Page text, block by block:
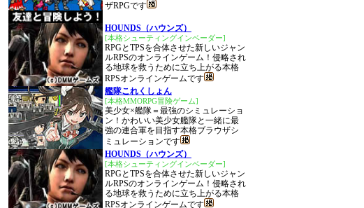
ザRPGです
HOUNDS（ハウンズ）
[本格シューティングインベーダー]
RPGとTPSを合体させた新しいジャン
ルRPSのオンラインゲーム！侵略され
る地球を救うために立ち上がる本格
RPSオンラインゲームです
艦隊これくしょん
[本格MMORPG冒険ゲーム]
美少女×艦隊＝最強のシミュレーショ
ン！かわいい美少女艦隊と一緒に最
強の連合軍を目指す本格ブラウザシ
ミュレーションです
HOUNDS（ハウンズ）
[本格シューティングインベーダー]
RPGとTPSを合体させた新しいジャン
ルRPSのオンラインゲーム！侵略され
る地球を救うために立ち上がる本格
RPSオンラインゲームです